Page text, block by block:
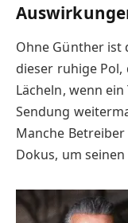
Ohne Günther ist
dieser ruhige
Lächeln, wenn
Sendung
Manche
Dokus, um